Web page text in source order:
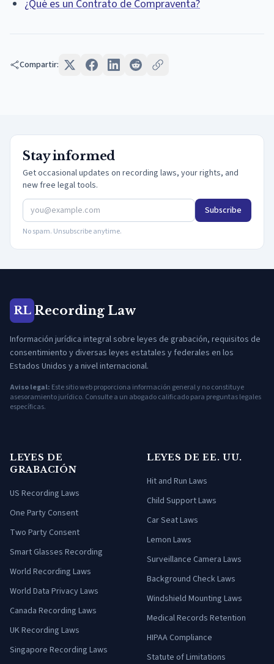
¿Qué es un Contrato de Compraventa?
Compartir:
Stay informed
Get occasional updates on recording laws, your rights, and
new free legal tools.
Subscribe
No spam. Unsubscribe anytime.
RL Recording Law
Información jurídica integral sobre leyes de grabación, requisitos de
consentimiento y diversas leyes estatales y federales en los
Estados Unidos y a nivel internacional.
Aviso legal: Este sitio web proporciona información general y no constituye
asesoramiento jurídico. Consulte a un abogado calificado para preguntas legales
específicas.
LEYES DE
GRABACIÓN
US Recording Laws
One Party Consent
Two Party Consent
Smart Glasses Recording
World Recording Laws
World Data Privacy Laws
Canada Recording Laws
UK Recording Laws
Singapore Recording Laws
LEYES DE EE. UU.
Hit and Run Laws
Child Support Laws
Car Seat Laws
Lemon Laws
Surveillance Camera Laws
Background Check Laws
Windshield Mounting Laws
Medical Records Retention
HIPAA Compliance
Statute of Limitations